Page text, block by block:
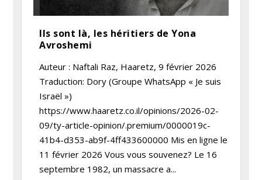
Ils sont là, les héritiers de Yona
Avroshemi
Auteur : Naftali Raz, Haaretz, 9 février 2026
Traduction: Dory (Groupe WhatsApp « Je suis
Israël »)
https://www.haaretz.co.il/opinions/2026-02-
09/ty-article-opinion/.premium/0000019c-
41b4-d353-ab9f-4ff433600000 Mis en ligne le
11 février 2026 Vous vous souvenez? Le 16
septembre 1982, un massacre a...